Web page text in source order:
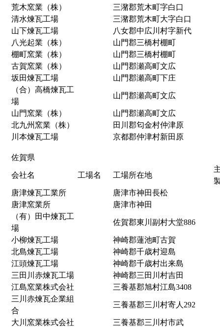
荒木窯業（株）
三潴郡荒木町字白口
清水煉瓦工場
三潴郡荒木町大字白口
山下煉瓦工場
八女郡中広川村字新代
八光起業（株）
山門郡三橋村棚町
棚町窯業（株）
山門郡三橋村棚町
古賀窯業（株）
山門郡瀬高町文広
坂田煉瓦工場
山門郡瀬高町下庄
（合）高橋煉瓦工
場
山門郡瀬高町文広
山門窯業（株）
山門郡瀬高町文広
北九州窯業（株）
田川郡匂金村仲津原
川本煉瓦工場
京都郡仲津村新田原
佐賀県
会社名 工場名 工場所在地
唐津煉瓦工業所
唐津市神田長松
唐津窯業所
唐津市神田
（有）田中煉瓦工
場
佐賀郡東川副村大堂886
小柳煉瓦工場
神崎郡蓮池町古賀
北島煉瓦工場
神崎郡千歳村迎島
江頭煉瓦工場
神崎郡千歳村出来島
三田川赤煉瓦工場
神崎郡三田川村吉田
江島窯業株式会社
三養基郡旭村江島3408
三川赤煉瓦企業組
合
三養基郡三川村寄人292
大川窯業株式会社
三養基郡三川村市武